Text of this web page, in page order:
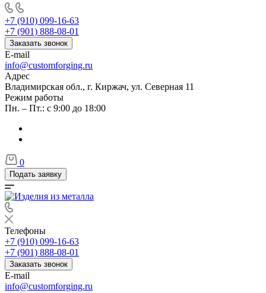
+7 (910) 099-16-63
+7 (901) 888-08-01
Заказать звонок
E-mail
info@customforging.ru
Адрес
Владимирская обл., г. Киржач, ул. Северная 11
Режим работы
Пн. – Пт.: с 9:00 до 18:00
0
Подать заявку
Телефоны
+7 (910) 099-16-63
+7 (901) 888-08-01
Заказать звонок
E-mail
info@customforging.ru